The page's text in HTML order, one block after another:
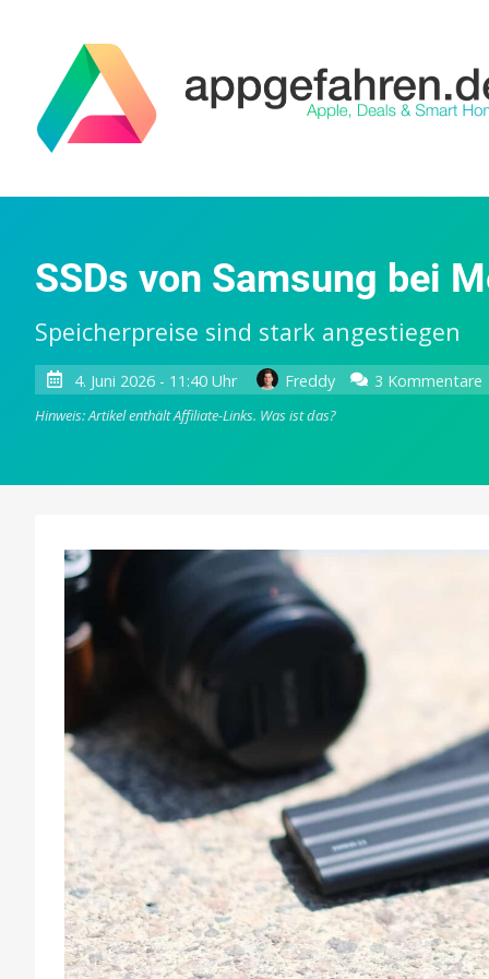
SSDs von Samsung bei
Speicherpreise sind stark angestiegen
4. Juni 2026 - 11:40 Uhr Freddy 3 Kommentare
Hinweis: Artikel enthält Affiliate-Links. Was ist das?